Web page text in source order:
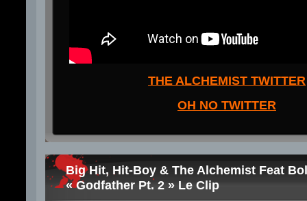
THE ALCHEMIST TWITTER
OH NO TWITTER
Big Hit, Hit-Boy & The Alchemist Feat
« Godfather Pt. 2 » Le Clip